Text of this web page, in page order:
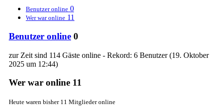
Benutzer online 0
Wer war online 11
Benutzer online 0
zur Zeit sind 114 Gäste online - Rekord: 6 Benutzer (19. Oktober
2025 um 12:44)
Wer war online 11
Heute waren bisher 11 Mitglieder online